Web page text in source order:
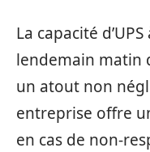
La capacité
lendemain matin
un atout non
entreprise offre
en cas de non-